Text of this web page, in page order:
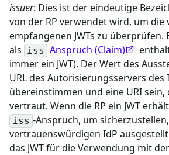
issuer: Dies ist der eindeutige
von der RP verwendet wird, um die
empfangenen JWTs zu überprüfen.
als
iss Anspruch (Claim)
immer ein JWT). Der Wert des
URL des Autorisierungsservers des
übereinstimmen und eine URI sein,
vertraut. Wenn die RP ein JWT
iss -Anspruch, um
vertrauenswürdigen IdP
das JWT für die Verwendung mit